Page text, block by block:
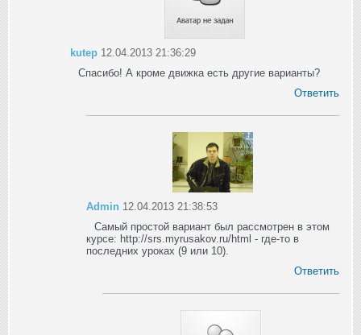
kutep 12.04.2013 21:36:29
Спасибо! А кроме движка есть другие варианты?
Ответить
Admin 12.04.2013 21:38:53
Самый простой вариант был рассмотрен в этом
курсе: http://srs.myrusakov.ru/html - где-то в
последних уроках (9 или 10).
Ответить